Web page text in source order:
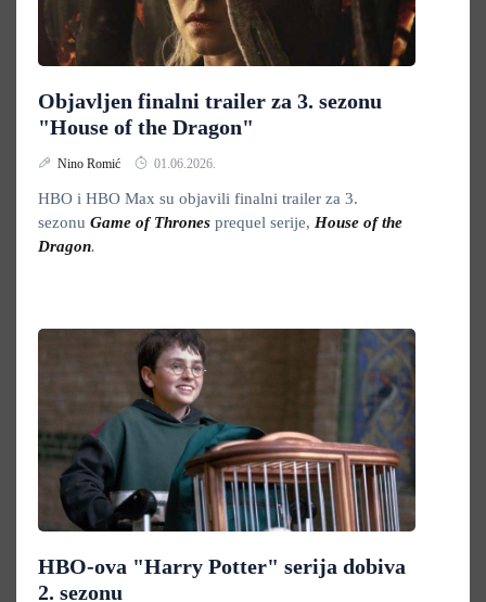
Objavljen finalni trailer za 3. sezonu
"House of the Dragon"
Nino Romić 01.06.2026.
HBO i HBO Max su objavili finalni trailer za 3.
sezonu Game of Thrones prequel serije, House of the
Dragon.
HBO-ova "Harry Potter" serija dobiva
2. sezonu